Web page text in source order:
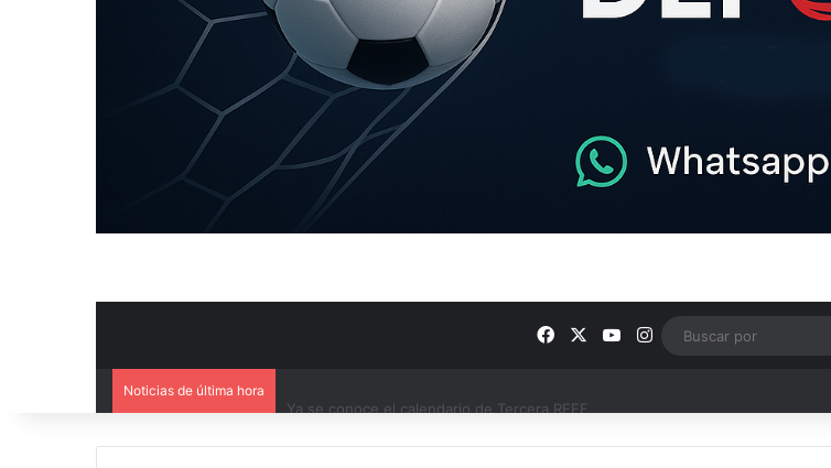
FacebookYouTube
Instagram
Noticias de última hora